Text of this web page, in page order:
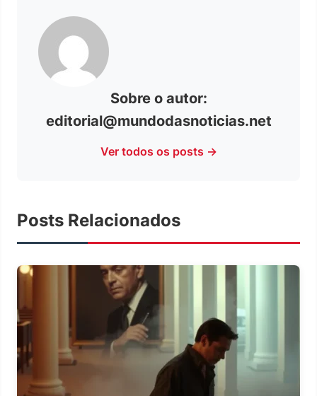
Sobre o autor:
editorial@mundodasnoticias.net
Ver todos os posts →
Posts Relacionados